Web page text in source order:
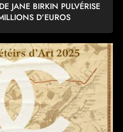
JANE BIRKIN PULVÉRISE
D’EUROS